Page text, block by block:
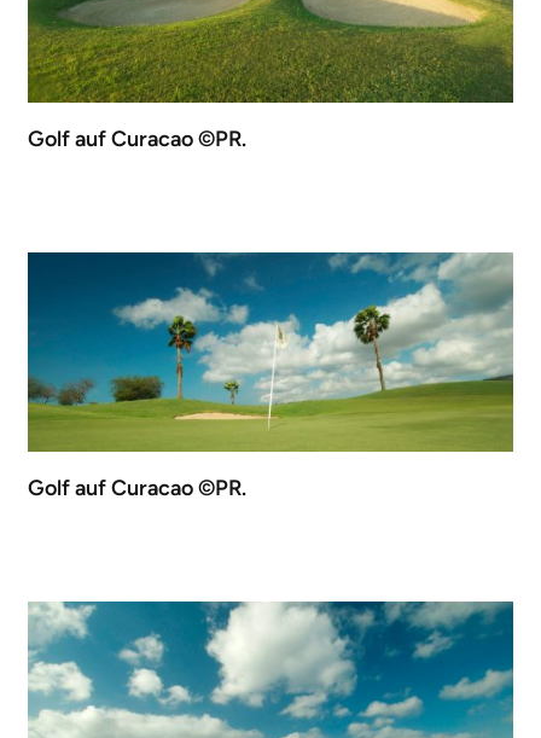
Golf auf Curacao ©PR.
Golf auf Curacao ©PR.